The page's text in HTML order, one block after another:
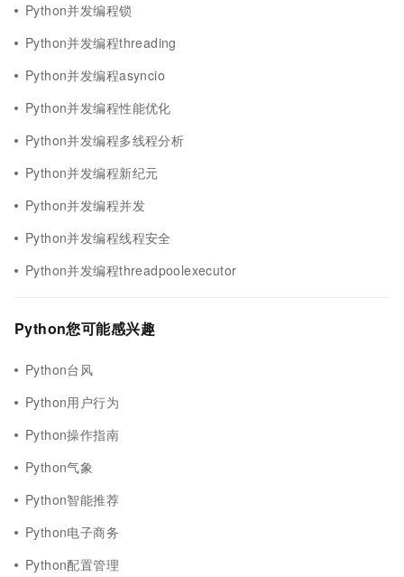
Python并发编程锁
Python并发编程threading
Python并发编程asyncio
Python并发编程性能优化
Python并发编程多线程分析
Python并发编程新纪元
Python并发编程并发
Python并发编程线程安全
Python并发编程threadpoolexecutor
Python您可能感兴趣
Python台风
Python用户行为
Python操作指南
Python气象
Python智能推荐
Python电子商务
Python配置管理